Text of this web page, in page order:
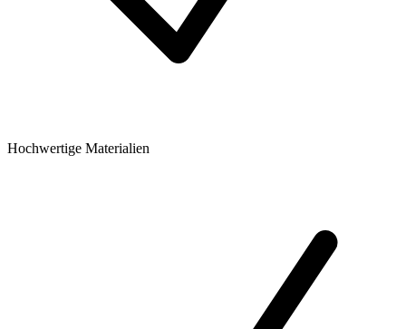
Hochwertige Materialien